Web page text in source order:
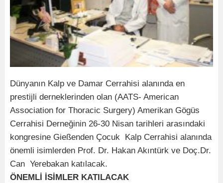
Dünyanın Kalp ve Damar Cerrahisi alanında en
prestijli derneklerinden olan (AATS- American
Association for Thoracic Surgery) Amerikan Gögüs
Cerrahisi Derneğinin 26-30 Nisan tarihleri arasındaki
kongresine Gießenden Çocuk Kalp Cerrahisi alanında
önemli isimlerden Prof. Dr. Hakan Akıntürk ve Doç.Dr.
Can Yerebakan katılacak.
ÖNEMLİ İSİMLER KATILACAK